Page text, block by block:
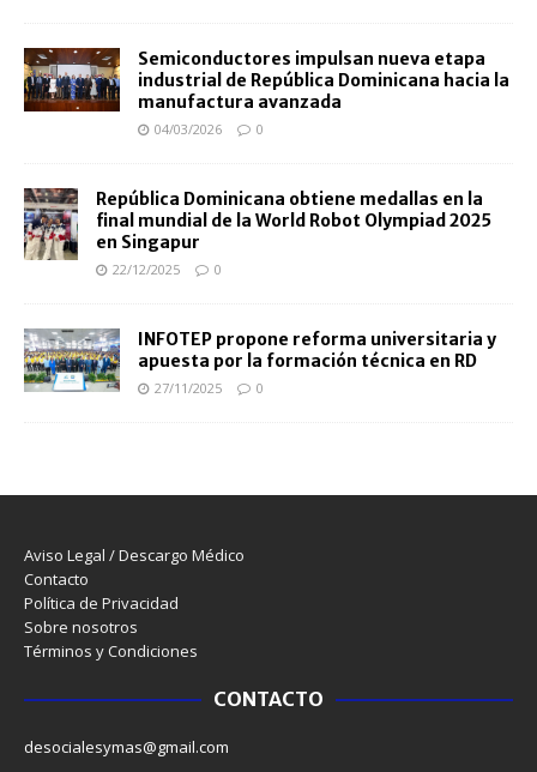
Semiconductores impulsan nueva etapa
industrial de República Dominicana hacia la
manufactura avanzada
04/03/2026 0
República Dominicana obtiene medallas en la
final mundial de la World Robot Olympiad 2025
en Singapur
22/12/2025 0
INFOTEP propone reforma universitaria y
apuesta por la formación técnica en RD
27/11/2025 0
Aviso Legal / Descargo Médico
Contacto
Política de Privacidad
Sobre nosotros
Términos y Condiciones
CONTACTO
desocialesymas@gmail.com